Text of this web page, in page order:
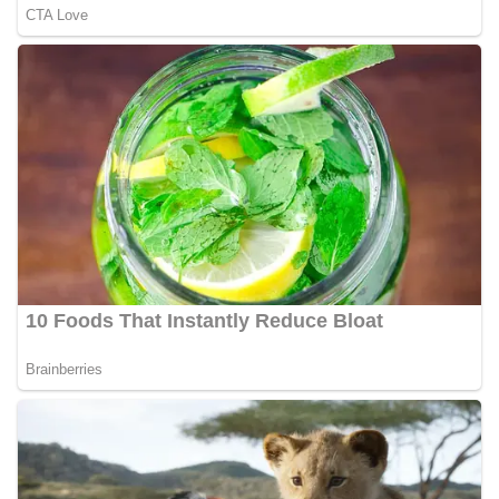
awal terkait situasi sosial, potensi kerawanan,
maupun hal-hal yang dapat mengganggu
kondusivitas wilayah, khususnya menjelang
perayaan HUT Kemerdekaan RI yang biasanya
diwarnai dengan berbagai kegiatan dan
keramaian warga.‎‎Dengan adanya deteksi dini ini,
diharapkan potensi gangguan keamanan dapat
diantisipasi sejak awal sehingga situasi di
Kelurahan Sunggal tetap terjaga aman, tertib,
dan kondusif hingga puncak perayaan HUT
Kemerdekaan RI berlangsung.‎‎Wujud Kedekatan
Polri dengan Masyarakat‎Kegiatan sambang Door
to Door System ini merupakan salah satu bentuk
implementasi program Polri Presisi yang
personel Kepolisian dengan masyarakat. Melalui
kegiatan semacam ini, Bhabinkamtibmas tidak
hanya berperan sebagai penyampai informasi
dan imbauan, tetapi juga sebagai mitra
masyarakat dalam menjaga keamanan lingkungan
secara bersama-sama.‎‎Kehadiran